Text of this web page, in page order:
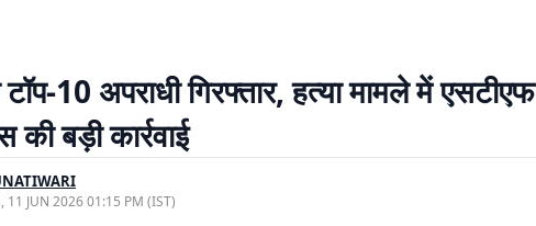
10 अपराधी गिरफ्तार, हत्या मामले में एसटीएफ
बड़ी कार्रवाई
11 JUN 2026 01:15 PM (IST)